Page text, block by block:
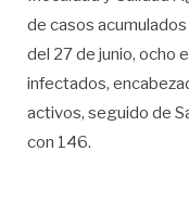
de casos
del 27 de junio, ocho
infectados,
activos, seguido de
con 146.